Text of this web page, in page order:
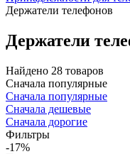
Держатели телефонов
Держатели
Найдено 28 товаров
Сначала популярные
Сначала популярные
Сначала дешевые
Сначала дорогие
Фильтры
-17%